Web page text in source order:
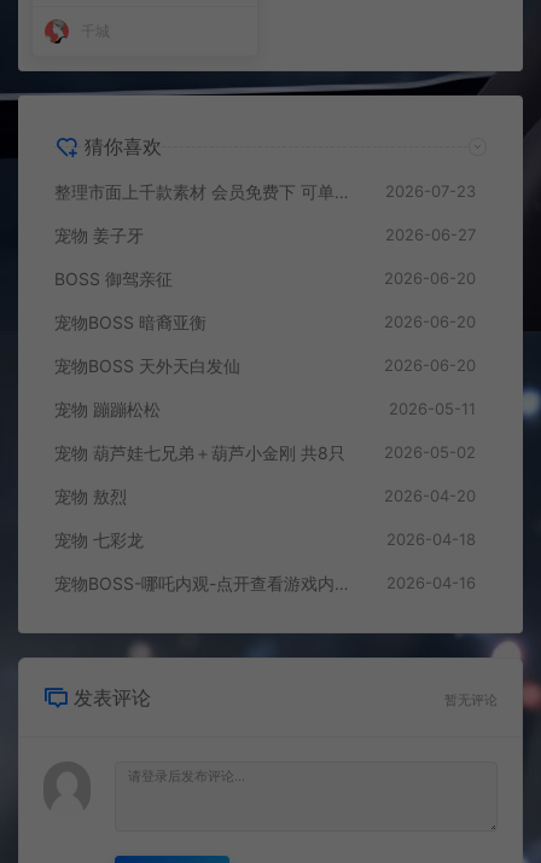
猜你喜欢
整理市面上千款素材 会员免费下 可单独买-5个多G 2026-07-23
宠物 姜子牙 2026-06-27
BOSS 御驾亲征 2026-06-20
宠物BOSS 暗裔亚衡 2026-06-20
宠物BOSS 天外天白发仙 2026-06-20
宠物 蹦蹦松松 2026-05-11
宠物 葫芦娃七兄弟＋葫芦小金刚 共8只 2026-05-02
宠物 敖烈 2026-04-20
宠物 七彩龙 2026-04-18
宠物BOSS-哪吒内观-点开查看游戏内效果 2026-04-16
发表评论 暂无评论